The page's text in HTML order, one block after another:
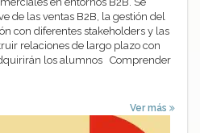
de las ventas B2B, la gestión del
con diferentes stakeholders y las
relaciones de largo plazo con
los alumnos Comprender
Ver más